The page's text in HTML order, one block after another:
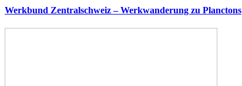
Werkbund Zentralschweiz – Werkwanderung zu Planctons